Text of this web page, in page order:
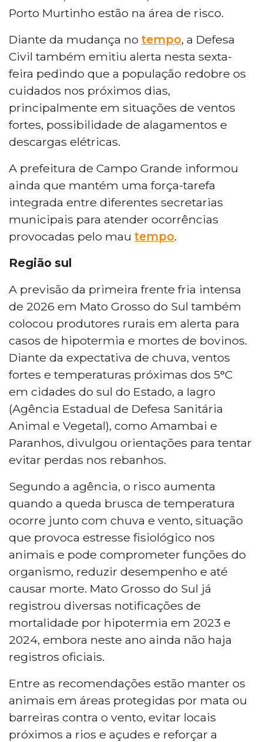
Porto Murtinho estão na área de risco.
Diante da mudança no tempo, a Defesa
Civil também emitiu alerta nesta sexta-
feira pedindo que a população redobre os
cuidados nos próximos dias,
principalmente em situações de ventos
fortes, possibilidade de alagamentos e
descargas elétricas.
A prefeitura de Campo Grande informou
ainda que mantém uma força-tarefa
integrada entre diferentes secretarias
municipais para atender ocorrências
provocadas pelo mau tempo.
Região sul
A previsão da primeira frente fria intensa
de 2026 em Mato Grosso do Sul também
colocou produtores rurais em alerta para
casos de hipotermia e mortes de bovinos.
Diante da expectativa de chuva, ventos
fortes e temperaturas próximas dos 5°C
em cidades do sul do Estado, a Iagro
(Agência Estadual de Defesa Sanitária
Animal e Vegetal), como Amambai e
Paranhos, divulgou orientações para tentar
evitar perdas nos rebanhos.
Segundo a agência, o risco aumenta
quando a queda brusca de temperatura
ocorre junto com chuva e vento, situação
que provoca estresse fisiológico nos
animais e pode comprometer funções do
organismo, reduzir desempenho e até
causar morte. Mato Grosso do Sul já
registrou diversas notificações de
mortalidade por hipotermia em 2023 e
2024, embora neste ano ainda não haja
registros oficiais.
Entre as recomendações estão manter os
animais em áreas protegidas por mata ou
barreiras contra o vento, evitar locais
próximos a rios e açudes e reforçar a